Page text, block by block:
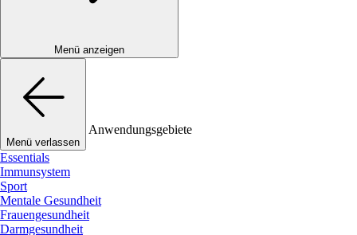
Menü anzeigen
Menü verlassen
Anwendungsgebiete
Essentials
Immunsystem
Sport
Mentale Gesundheit
Frauengesundheit
Darmgesundheit